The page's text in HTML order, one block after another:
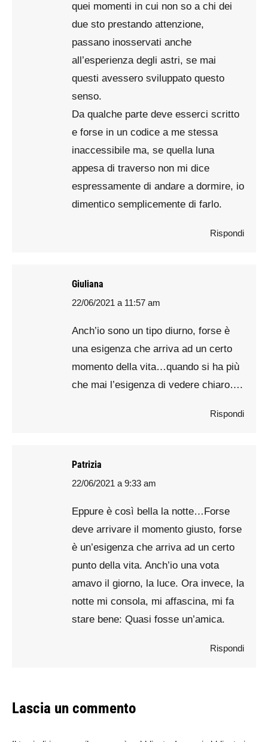
quei momenti in cui non so a chi dei
due sto prestando attenzione,
passano inosservati anche
all’esperienza degli astri, se mai
questi avessero sviluppato questo
senso.
Da qualche parte deve esserci scritto
e forse in un codice a me stessa
inaccessibile ma, se quella luna
appesa di traverso non mi dice
espressamente di andare a dormire, io
dimentico semplicemente di farlo.
Rispondi
Giuliana
says:
22/06/2021 a 11:57 am
Anch’io sono un tipo diurno, forse è
una esigenza che arriva ad un certo
momento della vita…quando si ha più
che mai l’esigenza di vedere chiaro….
Rispondi
Patrizia
says:
22/06/2021 a 9:33 am
Eppure è così bella la notte…Forse
deve arrivare il momento giusto, forse
è un’esigenza che arriva ad un certo
punto della vita. Anch’io una vota
amavo il giorno, la luce. Ora invece, la
notte mi consola, mi affascina, mi fa
stare bene: Quasi fosse un’amica.
Rispondi
Lascia un commento